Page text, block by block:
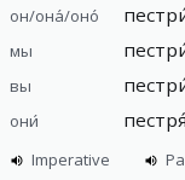
он/она́/оно́
мы
вы
они́
Imperative